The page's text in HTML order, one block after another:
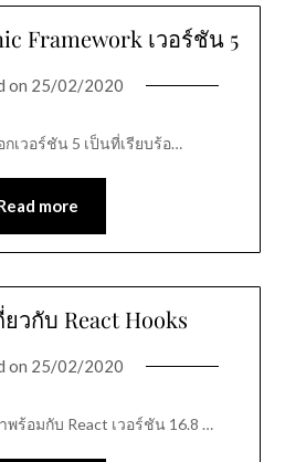
Framework เวอร์ชัน 5
on 25/02/2020
เวอร์ชัน 5 เป็นที่เรียบร้อ…
more
วกับ React Hooks
on 25/02/2020
พร้อมกับ React เวอร์ชัน 16.8 …